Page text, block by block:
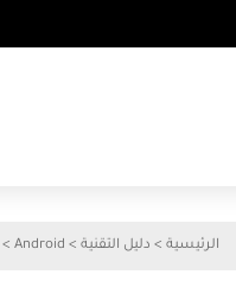
الرئيسية > دليل التقنية >
Android
>